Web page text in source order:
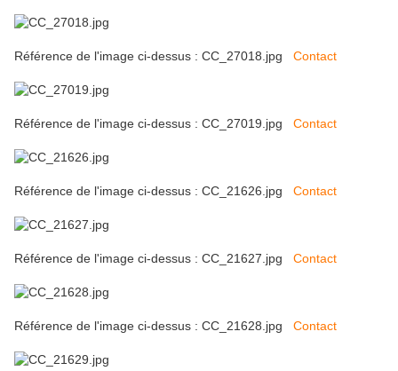
Référence de l'image ci-dessus : CC_27018.jpg Contact
Référence de l'image ci-dessus : CC_27019.jpg Contact
Référence de l'image ci-dessus : CC_21626.jpg Contact
Référence de l'image ci-dessus : CC_21627.jpg Contact
Référence de l'image ci-dessus : CC_21628.jpg Contact